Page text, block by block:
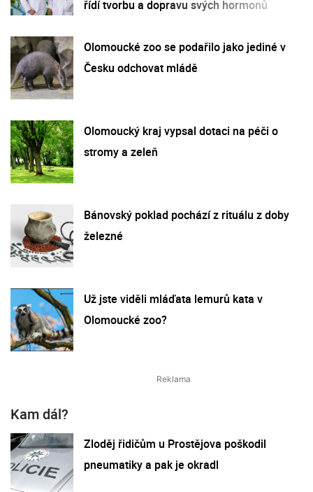
řídí tvorbu a dopravu svých hormonů
Olomoucké zoo se podařilo jako jediné v
Česku odchovat mládě
Olomoucký kraj vypsal dotaci na péči o
stromy a zeleň
Bánovský poklad pochází z rituálu z doby
železné
Už jste viděli mláďata lemurů kata v
Olomoucké zoo?
Kam dál?
Zloděj řidičům u Prostějova poškodil
pneumatiky a pak je okradl